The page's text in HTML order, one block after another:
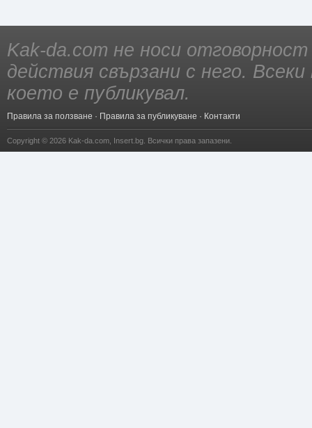
Kak-da.com не носи
действия свързани с него.
което е публикувал.
Правила за ползване · Правила за публикуване · Контакти
Copyright © 2026 Kak-da.com Insert.bg . Всички права запазени.